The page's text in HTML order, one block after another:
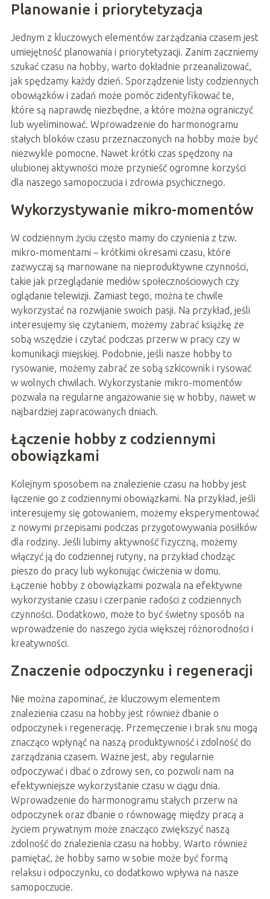
Planowanie i priorytetyzacja
Jednym z kluczowych elementów zarządzania czasem jest
umiejętność planowania i priorytetyzacji. Zanim zaczniemy
szukać czasu na hobby, warto dokładnie przeanalizować,
jak spędzamy każdy dzień. Sporządzenie listy codziennych
obowiązków i zadań może pomóc zidentyfikować te,
które są naprawdę niezbędne, a które można ograniczyć
lub wyeliminować. Wprowadzenie do harmonogramu
stałych bloków czasu przeznaczonych na hobby może być
niezwykle pomocne. Nawet krótki czas spędzony na
ulubionej aktywności może przynieść ogromne korzyści
dla naszego samopoczucia i zdrowia psychicznego.
Wykorzystywanie mikro-momentów
W codziennym życiu często mamy do czynienia z tzw.
mikro-momentami – krótkimi okresami czasu, które
zazwyczaj są marnowane na nieproduktywne czynności,
takie jak przeglądanie mediów społecznościowych czy
oglądanie telewizji. Zamiast tego, można te chwile
wykorzystać na rozwijanie swoich pasji. Na przykład, jeśli
interesujemy się czytaniem, możemy zabrać książkę ze
sobą wszędzie i czytać podczas przerw w pracy czy w
komunikacji miejskiej. Podobnie, jeśli nasze hobby to
rysowanie, możemy zabrać ze sobą szkicownik i rysować
w wolnych chwilach. Wykorzystanie mikro-momentów
pozwala na regularne angażowanie się w hobby, nawet w
najbardziej zapracowanych dniach.
Łączenie hobby z codziennymi
obowiązkami
Kolejnym sposobem na znalezienie czasu na hobby jest
łączenie go z codziennymi obowiązkami. Na przykład, jeśli
interesujemy się gotowaniem, możemy eksperymentować
z nowymi przepisami podczas przygotowywania posiłków
dla rodziny. Jeśli lubimy aktywność fizyczną, możemy
włączyć ją do codziennej rutyny, na przykład chodząc
pieszo do pracy lub wykonując ćwiczenia w domu.
Łączenie hobby z obowiązkami pozwala na efektywne
wykorzystanie czasu i czerpanie radości z codziennych
czynności. Dodatkowo, może to być świetny sposób na
wprowadzenie do naszego życia większej różnorodności i
kreatywności.
Znaczenie odpoczynku i regeneracji
Nie można zapominać, że kluczowym elementem
znalezienia czasu na hobby jest również dbanie o
odpoczynek i regenerację. Przemęczenie i brak snu mogą
znacząco wpłynąć na naszą produktywność i zdolność do
zarządzania czasem. Ważne jest, aby regularnie
odpoczywać i dbać o zdrowy sen, co pozwoli nam na
efektywniejsze wykorzystanie czasu w ciągu dnia.
Wprowadzenie do harmonogramu stałych przerw na
odpoczynek oraz dbanie o równowagę między pracą a
życiem prywatnym może znacząco zwiększyć naszą
zdolność do znalezienia czasu na hobby. Warto również
pamiętać, że hobby samo w sobie może być formą
relaksu i odpoczynku, co dodatkowo wpływa na nasze
samopoczucie.